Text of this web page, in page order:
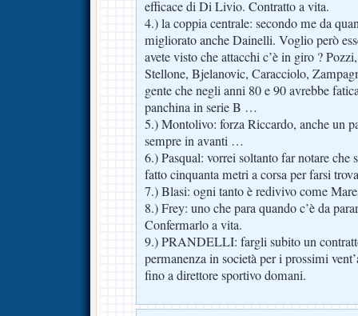
efficace di Di Livio. Contratto a vita.
4.) la coppia centrale: secondo me da
migliorato anche Dainelli. Voglio però
avete visto che attacchi c’è in giro ?
Stellone, Bjelanovic, Caracciolo,
gente che negli anni 80 e 90 avrebbe
panchina in serie B …
5.) Montolivo: forza Riccardo, anche un
sempre in avanti …
6.) Pasqual: vorrei soltanto far notare che
fatto cinquanta metri a corsa per farsi
7.) Blasi: ogni tanto è redivivo come
8.) Frey: uno che para quando c’è da
Confermarlo a vita.
9.) PRANDELLI: fargli subito un
permanenza in società per i prossimi
fino a direttore sportivo domani.